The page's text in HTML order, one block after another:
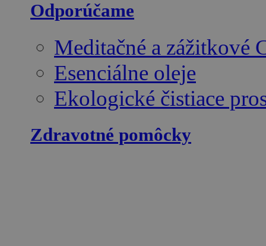
Odporúčame
Meditačné a zážitkové
Esenciálne oleje
Ekologické čistiace
Zdravotné pomôcky